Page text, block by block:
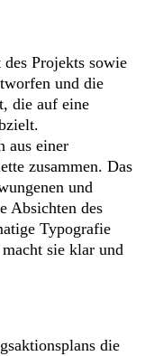
Projekts sowie
und die
die auf eine
aus einer
zusammen. Das
und
Absichten des
Typografie
sie klar und
die